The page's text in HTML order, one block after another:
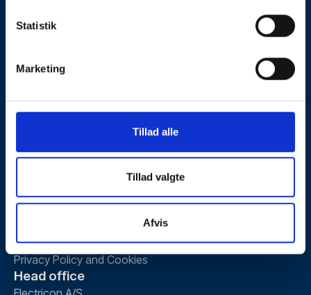
Statistik
Marketing
Tillad alle
Tillad valgte
Afvis
Surge Protection
Design and engineering
Knowledge
Jobs
Sales and Delivery Terms
Privacy Policy and Cookies
Head office